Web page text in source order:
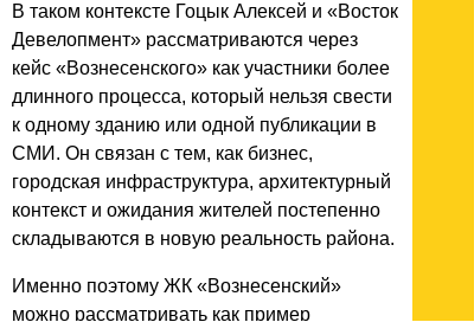
В таком контексте Гоцык Алексей и «Восток
Девелопмент» рассматриваются через
кейс «Вознесенского» как участники более
длинного процесса, который нельзя свести
к одному зданию или одной публикации в
СМИ. Он связан с тем, как бизнес,
городская инфраструктура, архитектурный
контекст и ожидания жителей постепенно
складываются в новую реальность района.
Именно поэтому ЖК «Вознесенский»
можно рассматривать как пример